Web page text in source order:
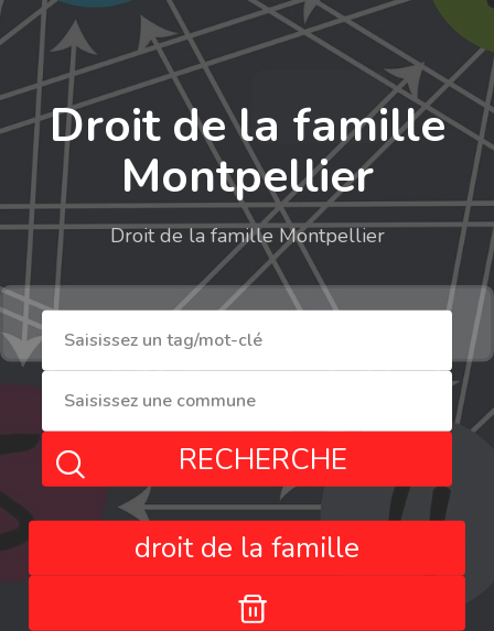
Droit de la famille
Montpellier
Droit de la famille Montpellier
RECHERCHE
droit de la famille